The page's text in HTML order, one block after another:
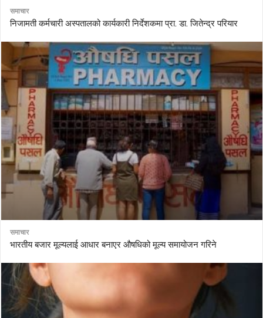
समाचार
निजामती कर्मचारी अस्पतालको कार्यकारी निर्देशकमा प्रा. डा. जितेन्द्र परियार
समाचार
भारतीय बजार मूल्यलाई आधार बनाएर औषधिको मूल्य समायोजन गरिने